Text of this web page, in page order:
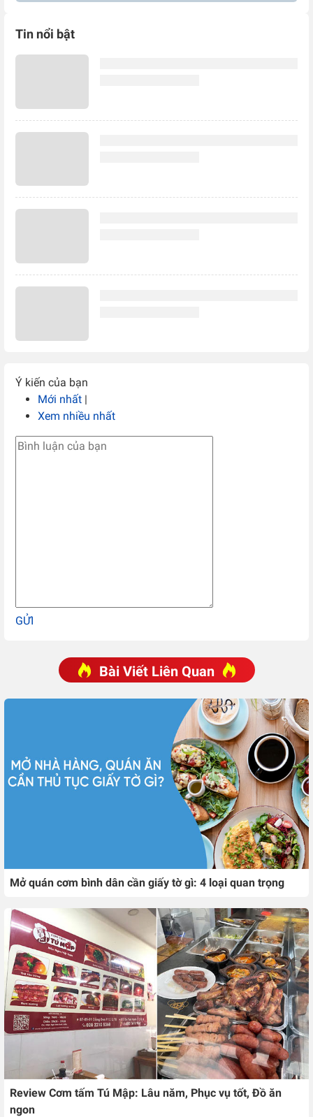
Tin nổi bật
Ý kiến của bạn
Mới nhất |
Xem nhiều nhất
GỬI
Bài Viết Liên Quan
Mở quán cơm bình dân cần giấy tờ gì: 4 loại quan trọng
Review Cơm tấm Tú Mập: Lâu năm, Phục vụ tốt, Đồ ăn
ngon